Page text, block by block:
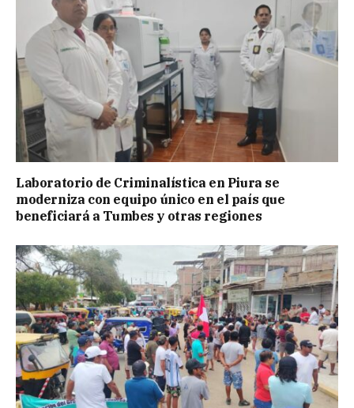
Laboratorio de Criminalística en Piura se
moderniza con equipo único en el país que
beneficiará a Tumbes y otras regiones